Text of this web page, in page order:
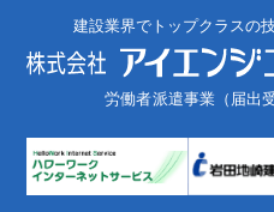
建設業界でトップクラスの
労働者派遣事業（届出